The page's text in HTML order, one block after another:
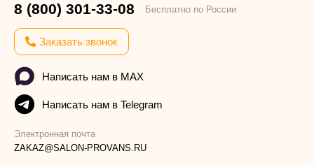
8 (800) 301-33-08 Бесплатно по России
Заказать звонок
Написать нам в MAX
Написать нам в Telegram
Электронная почта
ZAKAZ@SALON-PROVANS.RU